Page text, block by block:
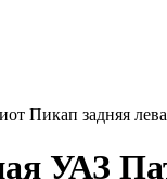
Пикап задняя
УАЗ